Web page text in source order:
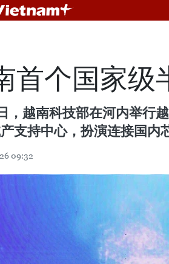
首个国家级
，越南科技部在河内举行
支持中心，扮演连接国内
09:32